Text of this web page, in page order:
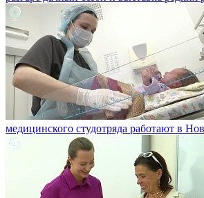
медицинского студотряда работают в